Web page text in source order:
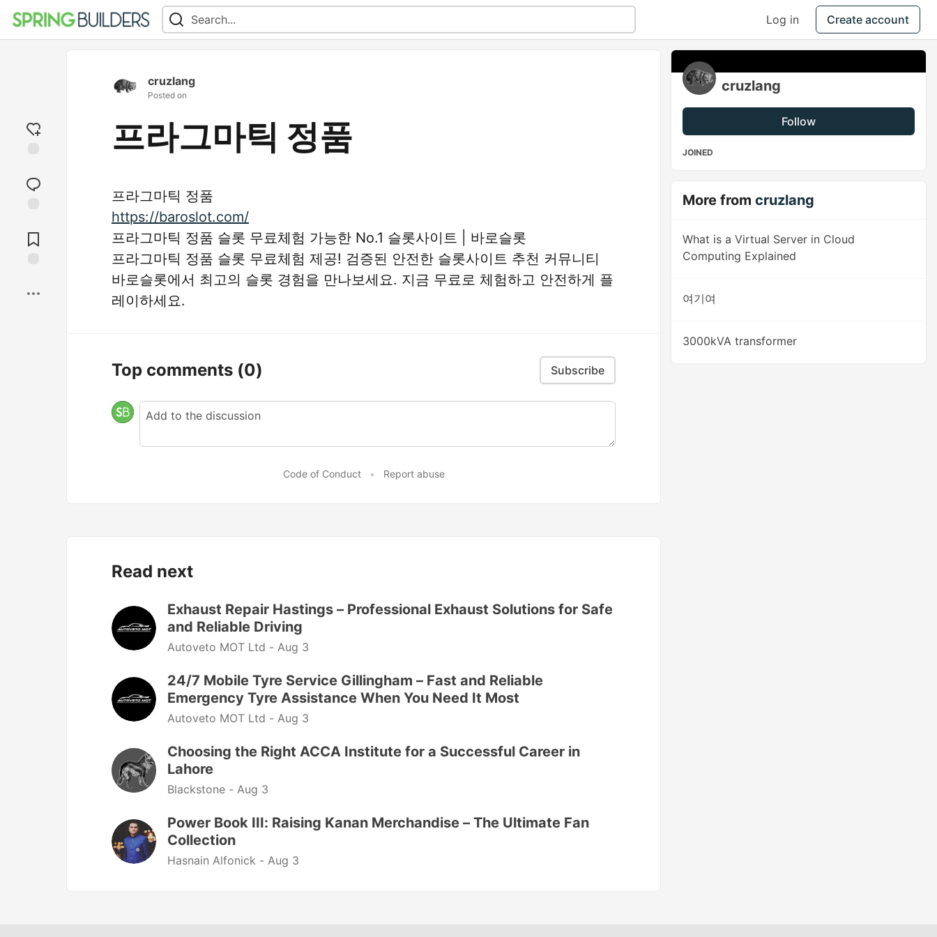
Log in Create account
reaction
Comments
cruzlang
Posted on
프라그마틱 정품
프라그마틱 정품
https://baroslot.com/
프라그마틱 정품 슬롯 무료체험 가능한 No.1 슬롯사이트 | 바로슬롯
프라그마틱 정품 슬롯 무료체험 제공! 검증된 안전한 슬롯사이트 추천 커뮤니티
바로슬롯에서 최고의 슬롯 경험을 만나보세요. 지금 무료로 체험하고 안전하게 플
레이하세요.
Top comments (0) Subscribe
Code of Conduct • Report abuse
Read next
Exhaust Repair Hastings – Professional Exhaust Solutions for Safe
and Reliable Driving
Autoveto MOT Ltd - Aug 3
24/7 Mobile Tyre Service Gillingham – Fast and Reliable
Emergency Tyre Assistance When You Need It Most
Autoveto MOT Ltd - Aug 3
Choosing the Right ACCA Institute for a Successful Career in
Lahore
Blackstone - Aug 3
Power Book III: Raising Kanan Merchandise – The Ultimate Fan
Collection
Hasnain Alfonick - Aug 3
cruzlang
Follow
JOINED
More fromcruzlang
What is a Virtual Server in Cloud
Computing Explained
여기여
3000kVA transformer